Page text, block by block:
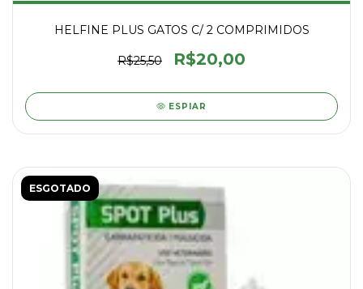
HELFINE PLUS GATOS C/ 2 COMPRIMIDOS
R$25,50 R$20,00
ESPIAR
ESGOTADO